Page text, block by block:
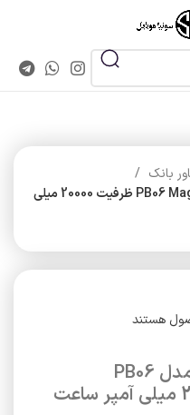
بانک
پاوربانک 22 وات گلتیج مدل PB06 MagPulse ظرفیت 20000 میلی
هستند
پاوربانک 22 وات گلتیج مدل PB06